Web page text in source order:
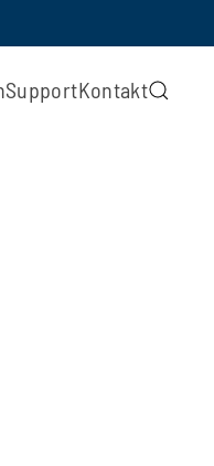
SupportKontakt